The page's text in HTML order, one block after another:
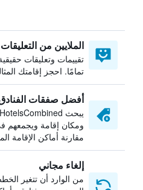
الملايين من التعليقات
تقييمات وتعليقات
تمامًا. احجز إقامتك
أفضل صفقات
ومكان إقامة
مقارنة أماكن الإقامة
إلغاء مجاني
من الوارد أن تتغير